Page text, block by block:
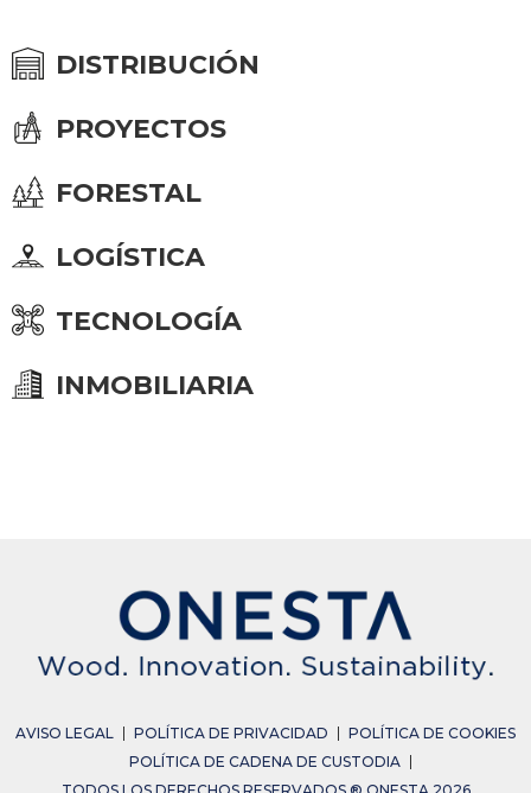
DISTRIBUCIÓN
PROYECTOS
FORESTAL
LOGÍSTICA
TECNOLOGÍA
INMOBILIARIA
AVISO LEGAL POLÍTICA DE PRIVACIDAD
POLÍTICA DE COOKIES
POLÍTICA DE CADENA DE CUSTODIA